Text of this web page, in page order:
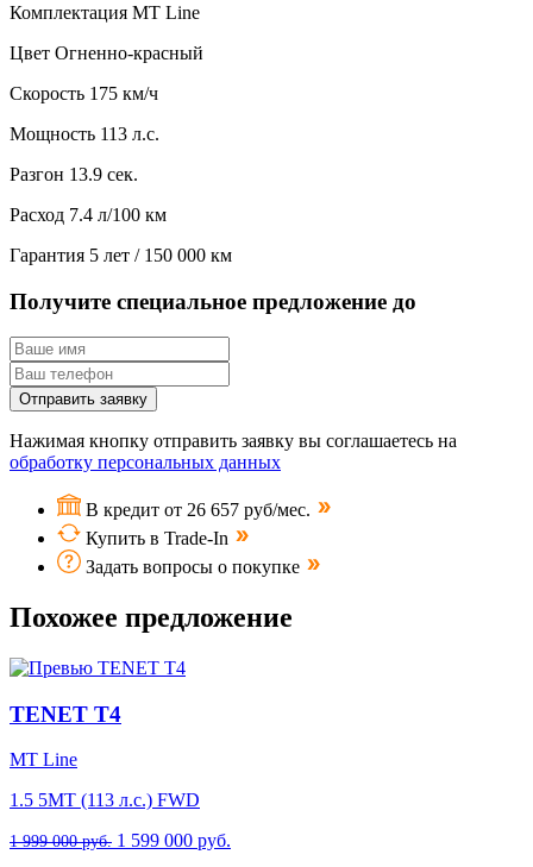
Комплектация MT Line
Цвет Огненно-красный
Скорость 175 км/ч
Мощность 113 л.с.
Разгон 13.9 сек.
Расход 7.4 л/100 км
Гарантия 5 лет / 150 000 км
Получите специальное предложение до
Отправить заявку
Нажимая кнопку отправить заявку вы соглашаетесь на
обработку персональных данных
В кредит от 26 657 руб/мес.
Купить в Trade-In
Задать вопросы о покупке
Похожее предложение
TENET T4
MT Line
1.5 5MT (113 л.с.) FWD
1 999 000 руб. 1 599 000 руб.